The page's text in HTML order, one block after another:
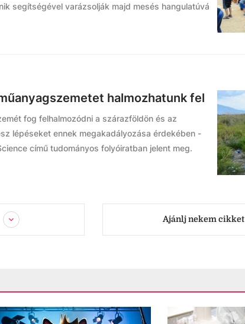
segítségével varázsolják majd mesés hangulatúvá
halmozhatunk fel
fog felhalmozódni a szárazföldön és az
lépéseket ennek megakadályozása érdekében -
című tudományos folyóiratban jelent meg.
Ajánlj nekem cikket